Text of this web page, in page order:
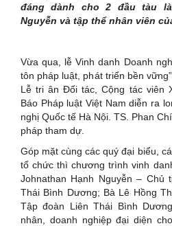
đáng dành cho 2 đầu tàu là
Nguyễn và tập thể nhân viên
Vừa qua, lễ Vinh danh Doanh
tôn pháp luật, phát triển bền
Lễ tri ân Đối tác, Cộng tác viên
Báo Pháp luật Việt Nam diễn ra
nghị Quốc tế Hà Nội. TS. Phan
pháp tham dự.
Góp mặt cùng các quý đại biểu,
tổ chức thì chương trình vinh
Johnathan Hạnh Nguyễn – Chủ
Thái Bình Dương; Bà Lê Hồng
Tập đoàn Liên Thái Bình
nhân, doanh nghiệp đại diện